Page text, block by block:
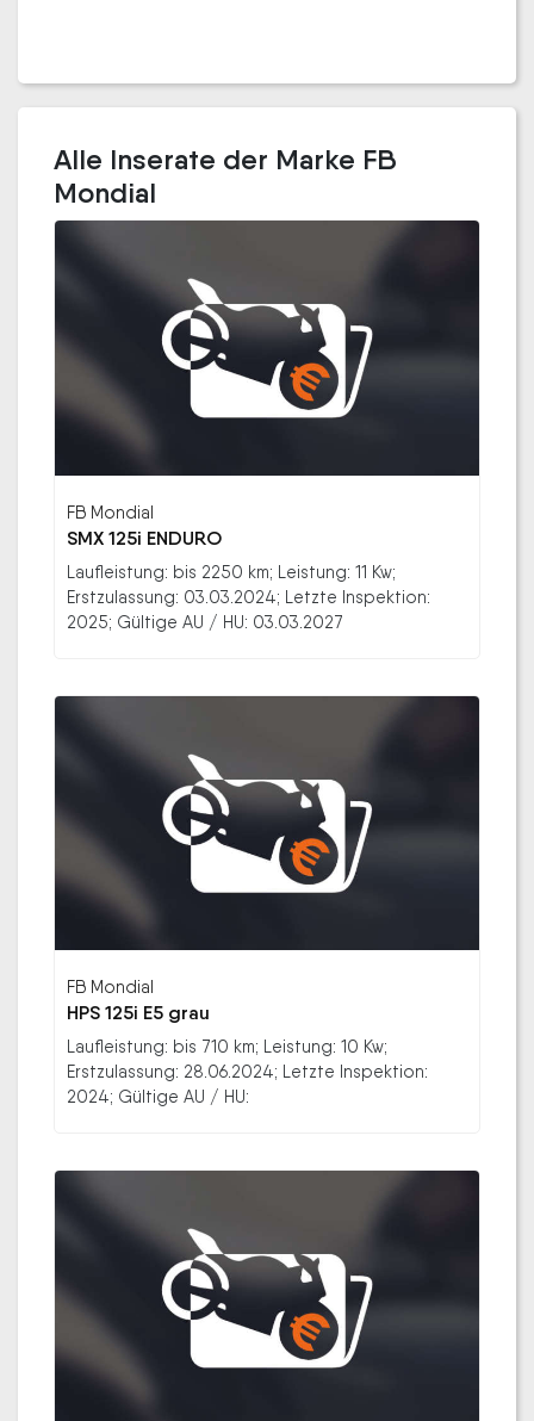
Alle Inserate der Marke FB
Mondial
FB Mondial
SMX 125i ENDURO
Laufleistung: bis 2250 km; Leistung: 11 Kw;
Erstzulassung: 03.03.2024; Letzte Inspektion:
2025; Gültige AU / HU: 03.03.2027
FB Mondial
HPS 125i E5 grau
Laufleistung: bis 710 km; Leistung: 10 Kw;
Erstzulassung: 28.06.2024; Letzte Inspektion:
2024; Gültige AU / HU: